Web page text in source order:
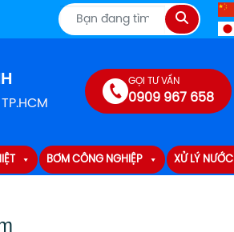
Tìm
kiếm
GỌI TƯ VẤN
0909 967 658
BƠM CÔNG NGHIỆP XỬ LÝ NƯỚC